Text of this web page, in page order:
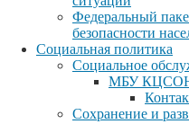
Федеральный
безопасности
Социальная политика
Социальное
МБУ
Сохранение и